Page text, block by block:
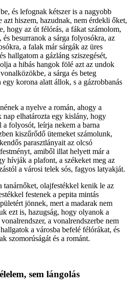
és lefognak kétszer is a nagyobb
hiszem, hazudnak, nem érdekli őket,
hogy az út félórás, a fákat számolom,
besurranok a sárga folyosókra, az
a falak már sárgák az üres
hallgatom a gázláng sziszegését,
a hibás hangok fölé azt az undok
a sárga és beteg
korona alatt állok, s a gázrobbanás
a nyelve a román, ahogy a
elhatározta egy kislány, hogy
folyosót, leírja nekem a barna
kiszűrődő ütemeket számolunk,
parasztlányait az olcsó
amiből illat helyett már a
hívják a plafont, a székeket meg az
a városi telek sós, fagyos latyakját.
tanárnőket, olajfestékkel kenik le az
festenek a pepita mintás
jönnek, mert a madarak nem
ezt is, hazugság, hogy olyanok a
a vonalrendszerbe nem
a városba befelé félórákat, és
szomorúságát és a románt.
sem lángolás